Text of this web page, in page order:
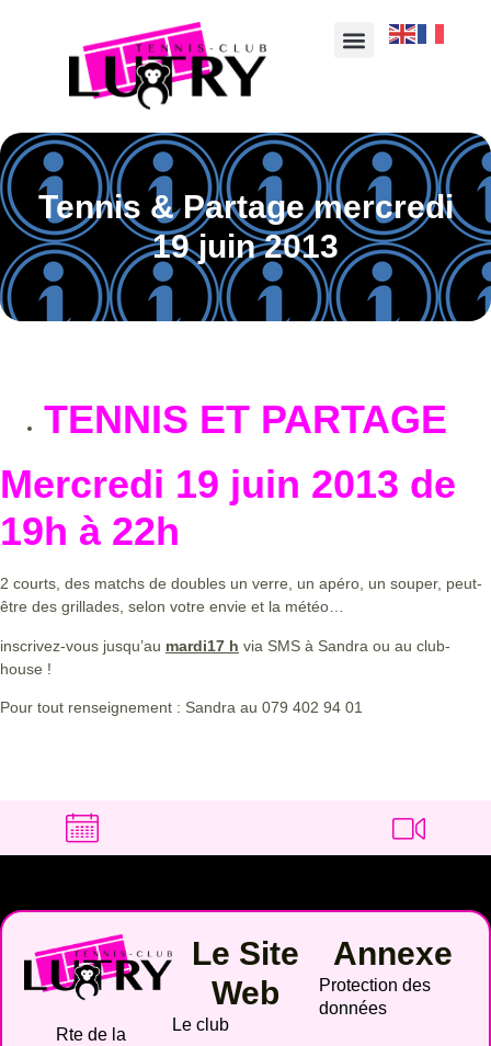
Tennis & Partage mercredi
19 juin 2013
TENNIS ET PARTAGE
Mercredi 19 juin 2013 de
19h à 22h
2 courts, des matchs de doubles un verre, un apéro, un souper, peut-
être des grillades, selon votre envie et la météo…
inscrivez-vous jusqu’au mardi17 h via SMS à Sandra ou au club-
house !
Pour tout renseignement : Sandra au 079 402 94 01
Rte de la
Le Site
Web
Le club
Annexe
Protection des
données